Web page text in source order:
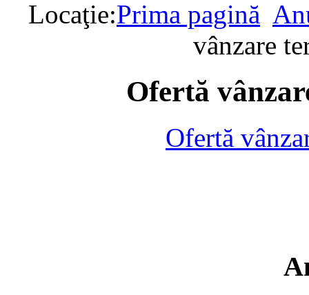
Locaţie:Prima pagină
vânzare
Ofertă
Ofertă